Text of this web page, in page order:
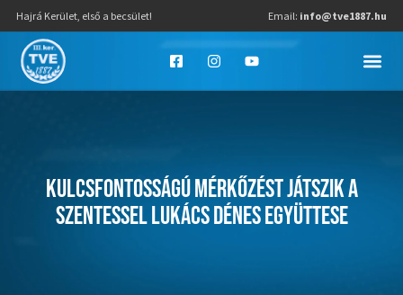
Hajrá Kerület, első a becsület! Email: info@tve1887.hu
KULCSFONTOSSÁGÚ MÉRKŐZÉST JÁTSZIK A
SZENTESSEL LUKÁCS DÉNES EGYÜTTESE